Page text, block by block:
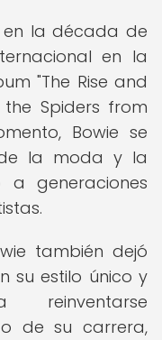
en la década de
en la
"The Rise and
Spiders from
Bowie se
la moda y la
a generaciones
también dejó
su estilo único y
de su carrera,